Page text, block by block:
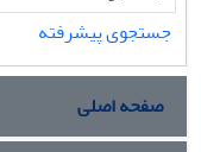
جستجوی پیشرفته
صفحه اصلی